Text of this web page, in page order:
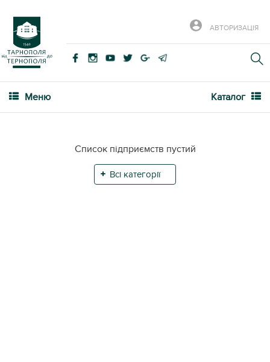
АВТОРИЗАЦІЯ
Меню Каталог
Список підприємств пустий
Всі категорії